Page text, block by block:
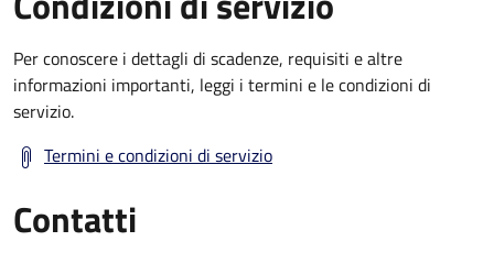
Per conoscere i dettagli di scadenze, requisiti e altre
informazioni importanti, leggi i termini e le condizioni di
servizio.
Termini e condizioni di servizio
Contatti